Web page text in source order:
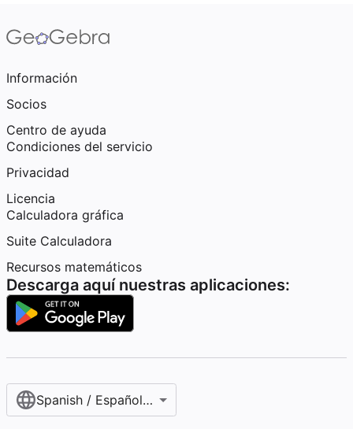
Información
Socios
Centro de ayuda
Condiciones del servicio
Privacidad
Licencia
Calculadora gráfica
Suite Calculadora
Recursos matemáticos
Descarga aquí nuestras aplicaciones:
Spanish / Español (internacional)